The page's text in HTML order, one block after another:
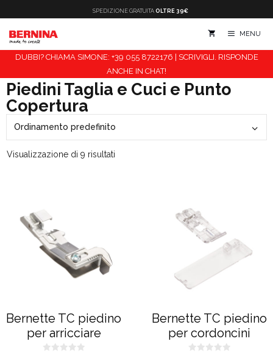
contenuto
SPEDIZIONE GRATUITA OLTRE 39€
MENU
DUBBI? CHIAMA SIMONE: +39 055 8722176 | SCRIVIGLI. RISPONDE
ANCHE IN CHAT!
Piedini Taglia e Cuci e Punto
Copertura
Visualizzazione di 9 risultati
Bernette TC piedino
per arricciare
Bernette TC piedino
per cordoncini